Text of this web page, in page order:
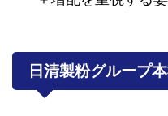
日清製粉グループ